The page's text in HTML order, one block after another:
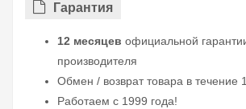
Гарантия
12 месяцев официальной
производителя
Обмен / возврат товара в течение
Работаем с 1999 года!